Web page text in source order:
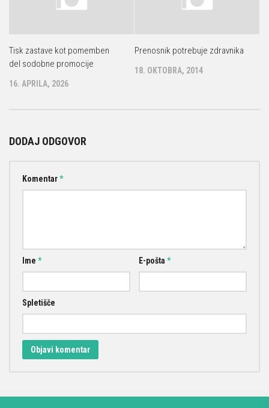
Tisk zastave kot pomemben
del sodobne promocije
16. APRILA, 2026
Prenosnik potrebuje zdravnika
18. OKTOBRA, 2014
DODAJ ODGOVOR
Komentar*
Ime * E-pošta*
Spletišče